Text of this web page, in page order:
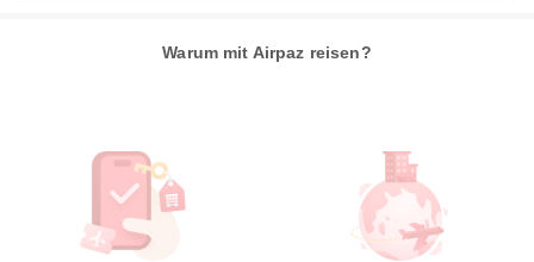
Warum mit Airpaz reisen?